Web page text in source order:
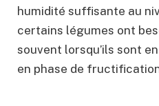
humidité suffisante au
certains légumes ont
souvent lorsqu’ils sont
en phase de